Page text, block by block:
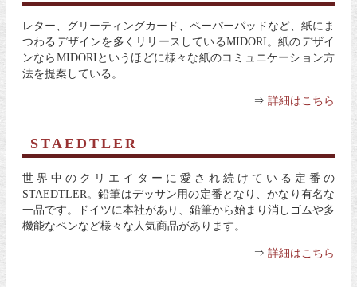
レター、グリーティングカード、ペーパーパッドなど、紙にま
つわるデザインを多くリリースしているMIDORI。紙のデザイ
ンならMIDORIというほどに様々な紙のコミュニケーション方
法を提案している。
⇒ 詳細はこちら
STAEDTLER
世界中のクリエイターに愛され続けている定番の
STAEDTLER。鉛筆はデッサン用の定番となり、かなり有名な
一品です。ドイツに本社があり、鉛筆から始まり消しゴムや多
機能なペンなど様々な人気商品があります。
⇒ 詳細はこちら